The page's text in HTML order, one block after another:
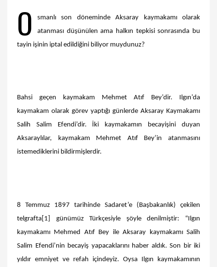
O
smanlı son döneminde Aksaray kaymakamı olarak
atanması düşünülen ama halkın tepkisi sonrasında bu
tayin işinin iptal edildiğini biliyor muydunuz?
Bahsi geçen kaymakam Mehmet Atıf Bey’dir. Ilgın’da
kaymakam olarak görev yaptığı günlerde Aksaray Kaymakamı
Salih Salim Efendi’dir. İki kaymakamın becayişini duyan
Aksaraylılar, kaymakam Mehmet Atıf Bey’in atanmasını
istemediklerini bildirmişlerdir.
8 Temmuz 1897 tarihinde Sadaret’e (Başbakanlık) çekilen
telgrafta [1]
günümüz Türkçesiyle şöyle denilmiştir: “Ilgın
kaymakamı Mehmed Atıf Bey ile Aksaray kaymakamı Salih
Salim Efendi’nin becayiş yapacaklarını haber aldık. Son bir iki
yıldır emniyet ve refah içindeyiz. Oysa Ilgın kaymakamının